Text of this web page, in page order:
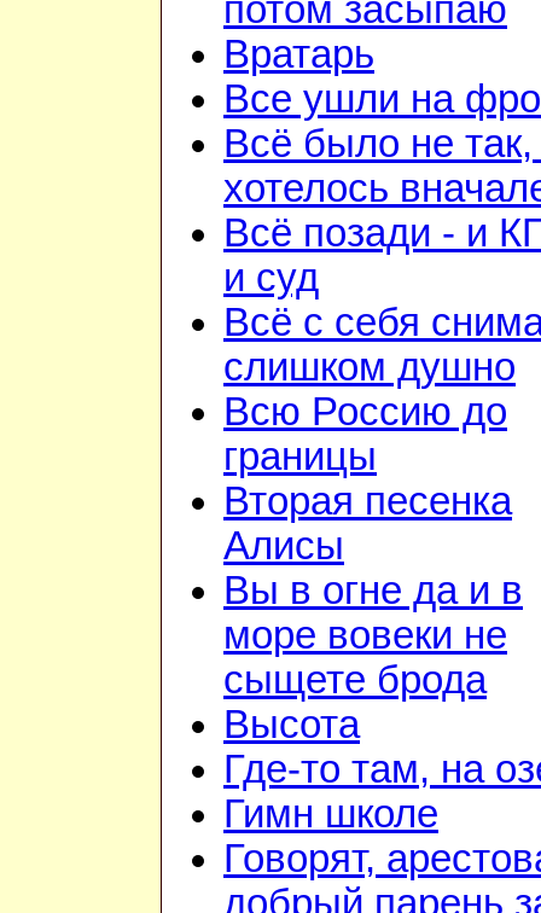
потом засыпаю
Вратарь
Все ушли на
Всё было не так,
хотелось
Всё позади - и
и суд
Всё с себя
слишком душно
Всю Россию до
границы
Вторая песенка
Алисы
Вы в огне да и в
море вовеки не
сыщете брода
Высота
Где-то там, на
Гимн школе
Говорят,
добрый парень